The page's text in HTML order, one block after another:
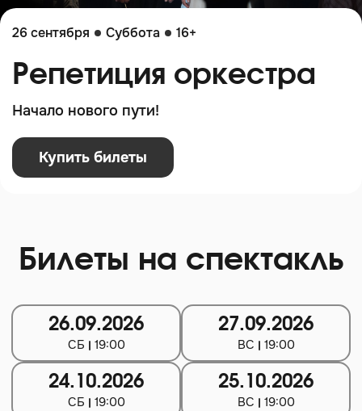
26 сентября Суббота 16+
Репетиция оркестра
Начало нового пути!
Купить билеты
Билеты на спектакль
26.09.2026
СБ 19:00
27.09.2026
ВС 19:00
24.10.2026
СБ 19:00
25.10.2026
ВС 19:00